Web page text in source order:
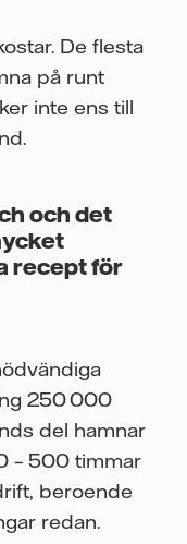
De flesta
på runt
inte ens till
och det
recept för
250 000
del hamnar
– 500 timmar
beroende
redan.